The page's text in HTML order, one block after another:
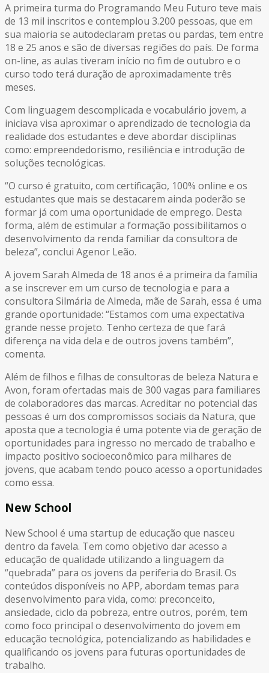
A primeira turma do Programando Meu Futuro teve mais
de 13 mil inscritos e contemplou 3.200 pessoas, que em
sua maioria se autodeclaram pretas ou pardas, tem entre
18 e 25 anos e são de diversas regiões do país. De forma
on-line, as aulas tiveram início no fim de outubro e o
curso todo terá duração de aproximadamente três
meses.
Com linguagem descomplicada e vocabulário jovem, a
iniciava visa aproximar o aprendizado de tecnologia da
realidade dos estudantes e deve abordar disciplinas
como: empreendedorismo, resiliência e introdução de
soluções tecnológicas.
“O curso é gratuito, com certificação, 100% online e os
estudantes que mais se destacarem ainda poderão se
formar já com uma oportunidade de emprego. Desta
forma, além de estimular a formação possibilitamos o
desenvolvimento da renda familiar da consultora de
beleza”, conclui Agenor Leão.
A jovem Sarah Almeda de 18 anos é a primeira da família
a se inscrever em um curso de tecnologia e para a
consultora Silmária de Almeda, mãe de Sarah, essa é uma
grande oportunidade: “Estamos com uma expectativa
grande nesse projeto. Tenho certeza de que fará
diferença na vida dela e de outros jovens também”,
comenta.
Além de filhos e filhas de consultoras de beleza Natura e
Avon, foram ofertadas mais de 300 vagas para familiares
de colaboradores das marcas. Acreditar no potencial das
pessoas é um dos compromissos sociais da Natura, que
aposta que a tecnologia é uma potente via de geração de
oportunidades para ingresso no mercado de trabalho e
impacto positivo socioeconômico para milhares de
jovens, que acabam tendo pouco acesso a oportunidades
como essa.
New School
New School é uma startup de educação que nasceu
dentro da favela. Tem como objetivo dar acesso a
educação de qualidade utilizando a linguagem da
“quebrada” para os jovens da periferia do Brasil. Os
conteúdos disponíveis no APP, abordam temas para
desenvolvimento para vida, como: preconceito,
ansiedade, ciclo da pobreza, entre outros, porém, tem
como foco principal o desenvolvimento do jovem em
educação tecnológica, potencializando as habilidades e
qualificando os jovens para futuras oportunidades de
trabalho.